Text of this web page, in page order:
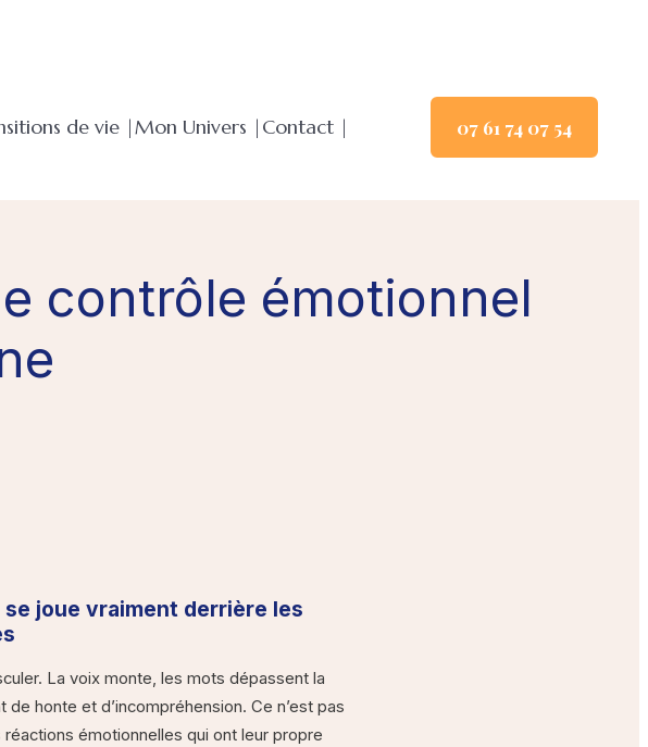
de vie |Mon Univers | Contact | 07 61 74 07 54
contrôle émotionnel
joue vraiment derrière les
La voix monte, les mots dépassent la
honte et d’incompréhension. Ce n’est pas
émotionnelles qui ont leur propre